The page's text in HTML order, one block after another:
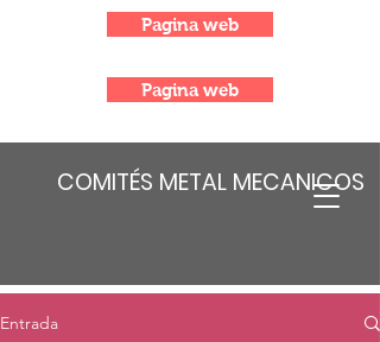
COMITÉS METAL MECANICOS
Pagina web
Pagina web
Entrada